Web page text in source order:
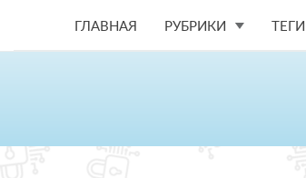
ГЛАВНАЯ РУБРИКИ ТЕГИ